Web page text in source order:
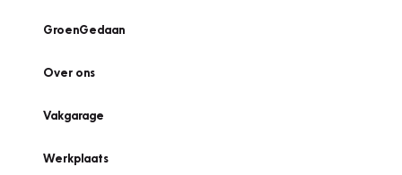
GroenGedaan
Over ons
Vakgarage
Werkplaats